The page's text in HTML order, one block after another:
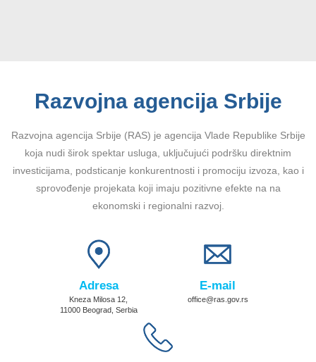
Razvojna agencija Srbije
Razvojna agencija Srbije (RAS) je agencija Vlade Republike Srbije
koja nudi širok spektar usluga, uključujući podršku direktnim
investicijama, podsticanje konkurentnosti i promociju izvoza, kao i
sprovođenje projekata koji imaju pozitivne efekte na na
ekonomski i regionalni razvoj.
Adresa
Kneza Milosa 12,
11000 Beograd, Serbia
E-mail
office@ras.gov.rs